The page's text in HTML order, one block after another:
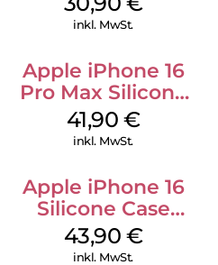
inkl. MwSt.
Apple iPhone 16
Pro Max Silicone
Case MagSafe
Ultramarine
41,90 €
inkl. MwSt.
Apple iPhone 16
Silicone Case
MagSafe Plum
43,90 €
inkl. MwSt.